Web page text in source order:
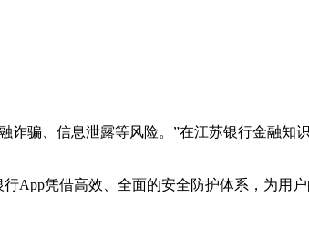
骗、信息泄露等风险。”在江苏银行金融知
App凭借高效、全面的安全防护体系，为用户